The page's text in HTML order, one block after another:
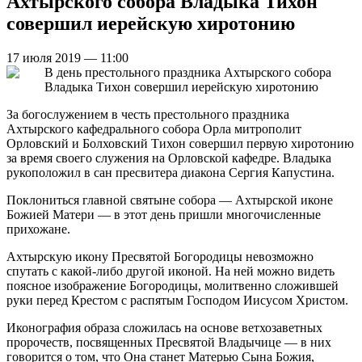
совершил иерейскую хиротонию
17 июля 2019 — 11:00
За богослужением в честь престольного праздника
Ахтырского кафедрального собора Орла митрополит
Орловский и Болховский Тихон совершил первую хиротонию
за время своего служения на Орловской кафедре. Владыка
рукоположил в сан пресвитера диакона Сергия Капустина.
Поклониться главной святыне собора — Ахтырской иконе
Божией Матери — в этот день пришли многочисленные
прихожане.
Ахтырскую икону Пресвятой Богородицы невозможно
спутать с какой-либо другой иконой. На ней можно видеть
поясное изображение Богородицы, молитвенно сложившей
руки перед Крестом с распятым Господом Иисусом Христом.
Иконография образа сложилась на основе ветхозаветных
пророчеств, посвященных Пресвятой Владычице — в них
говорится о том, что Она станет Матерью Сына Божия,